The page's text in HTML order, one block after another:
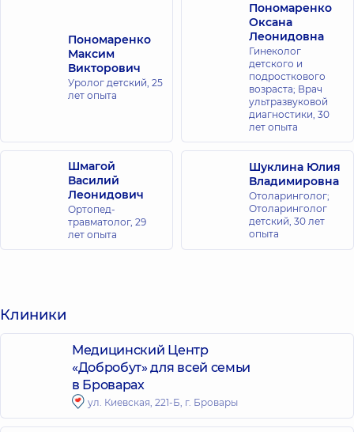
Пономаренко
Максим
Викторович
Уролог детский, 25
лет опыта
Пономаренко
Оксана
Леонидовна
Гинеколог
детского и
подросткового
возраста; Врач
ультразвуковой
диагностики, 30
лет опыта
Шмагой
Василий
Леонидович
Ортопед-
травматолог, 29
лет опыта
Шуклина Юлия
Владимировна
Отоларинголог;
Отоларинголог
детский, 30 лет
опыта
Клиники
Медицинский Центр
«Добробут» для всей семьи
в Броварах
ул. Киевская, 221-Б, г. Бровары